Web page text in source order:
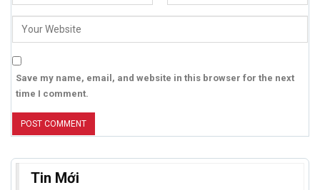
Save my name, email, and website in this browser for the next
time I comment.
Tin Mới